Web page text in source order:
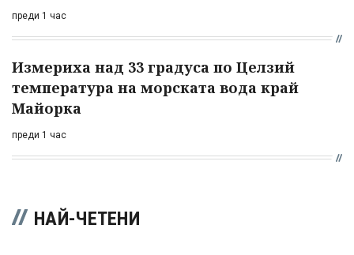
преди 1 час
Измериха над 33 градуса по Целзий
температура на морската вода край
Майорка
преди 1 час
НАЙ-ЧЕТЕНИ